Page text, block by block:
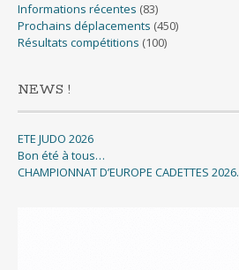
Informations récentes (83)
Prochains déplacements (450)
Résultats compétitions (100)
NEWS !
ETE JUDO 2026
Bon été à tous…
CHAMPIONNAT D’EUROPE CADETTES 2026.